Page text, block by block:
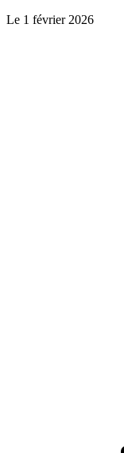
Le 1 février 2026